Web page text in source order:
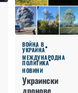
ВОЙНА В
УКРАЙНА
МЕЖДУНАРОДНА
ПОЛИТИКА
НОВИНИ
Украински